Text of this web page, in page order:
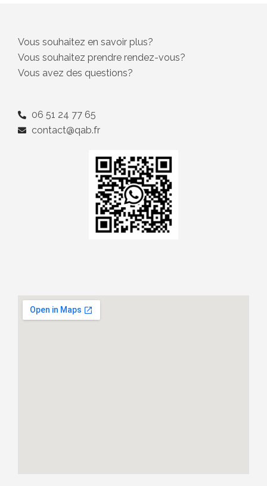
Vous souhaitez en savoir plus?
Vous souhaitez prendre rendez-vous?
Vous avez des questions?
06 51 24 77 65
contact@qab.fr